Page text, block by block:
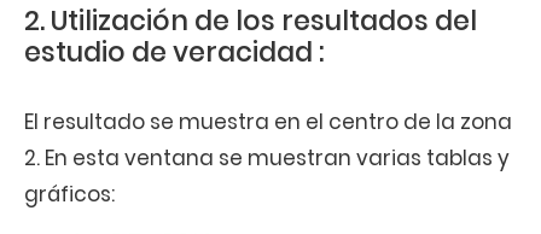
2. Utilización de los resultados del
estudio de veracidad :
El resultado se muestra en el centro de la zona
2. En esta ventana se muestran varias tablas y
gráficos: